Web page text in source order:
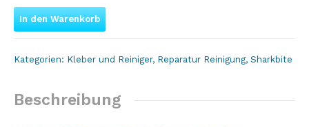
In den Warenkorb
Kategorien: Kleber und Reiniger, Reparatur Reinigung, Sharkbite
Beschreibung